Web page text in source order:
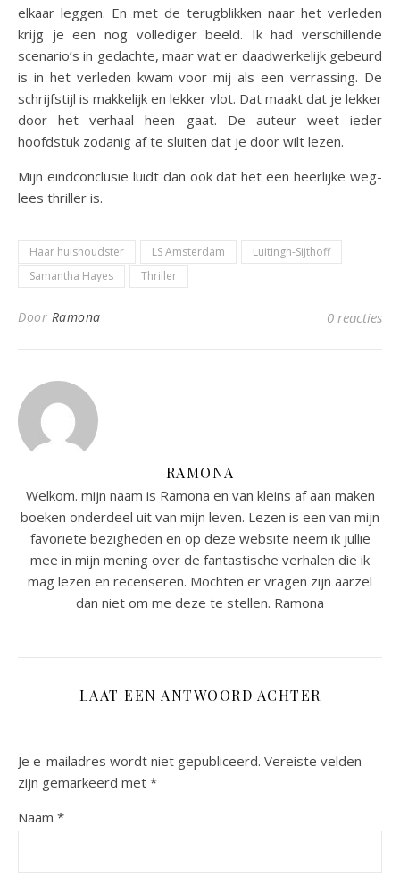
elkaar leggen. En met de terugblikken naar het verleden
krijg je een nog vollediger beeld. Ik had verschillende
scenario’s in gedachte, maar wat er daadwerkelijk gebeurd
is in het verleden kwam voor mij als een verrassing. De
schrijfstijl is makkelijk en lekker vlot. Dat maakt dat je lekker
door het verhaal heen gaat. De auteur weet ieder
hoofdstuk zodanig af te sluiten dat je door wilt lezen.
Mijn eindconclusie luidt dan ook dat het een heerlijke weg-
lees thriller is.
Haar huishoudster LS Amsterdam
Luitingh-Sijthoff
Samantha Hayes
Thriller
Door Ramona 0 reacties
RAMONA
Welkom. mijn naam is Ramona en van kleins af aan maken
boeken onderdeel uit van mijn leven. Lezen is een van mijn
favoriete bezigheden en op deze website neem ik jullie
mee in mijn mening over de fantastische verhalen die ik
mag lezen en recenseren. Mochten er vragen zijn aarzel
dan niet om me deze te stellen. Ramona
LAAT EEN ANTWOORD ACHTER
Je e-mailadres wordt niet gepubliceerd. Vereiste velden
zijn gemarkeerd met *
Naam *